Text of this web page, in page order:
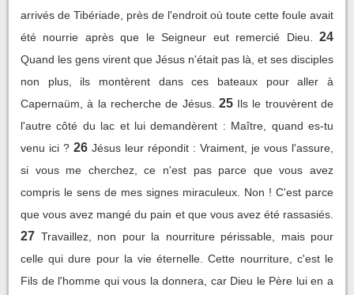
arrivés de Tibériade, près de l'endroit où toute cette foule avait
été nourrie après que le Seigneur eut remercié Dieu.
24
Quand les gens virent que Jésus n'était pas là, et ses disciples
non plus, ils montèrent dans ces bateaux pour aller à
Capernaüm, à la recherche de Jésus. 25 Ils le trouvèrent de
l'autre côté du lac et lui demandèrent : Maître, quand es-tu
venu ici ? 26 Jésus leur répondit : Vraiment, je vous l'assure,
si vous me cherchez, ce n'est pas parce que vous avez
compris le sens de mes signes miraculeux. Non ! C'est parce
que vous avez mangé du pain et que vous avez été rassasiés.
27 Travaillez, non pour la nourriture périssable, mais pour
celle qui dure pour la vie éternelle. Cette nourriture, c'est le
Fils de l'homme qui vous la donnera, car Dieu le Père lui en a